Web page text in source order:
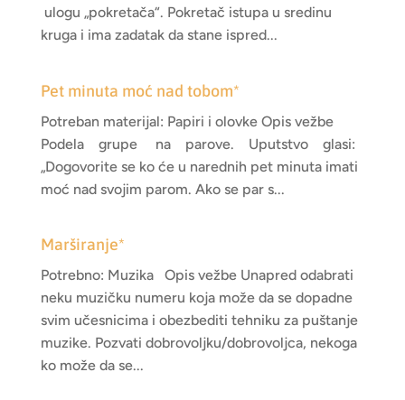
ulogu „pokretača“. Pokretač istupa u sredinu
kruga i ima zadatak da stane ispred...
Pet minuta moć nad tobom*
Potreban materijal: Papiri i olovke Opis vežbe
Podela grupe na parove. Uputstvo glasi:
„Dogovorite se ko će u narednih pet minuta imati
moć nad svojim parom. Ako se par s...
Marširanje*
Potrebno: Muzika Opis vežbe Unapred odabrati
neku muzičku numeru koja može da se dopadne
svim učesnicima i obezbediti tehniku za puštanje
muzike. Pozvati dobrovoljku/dobrovoljca, nekoga
ko može da se...